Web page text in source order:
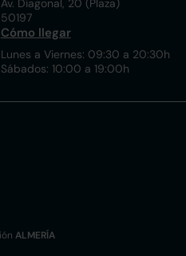
Av. Diagonal, 20 (Plaza)
50197
Cómo llegar
Lunes a Viernes: 09:30 a 20:30h
Sábados: 10:00 a 19:00h
ALMERÍA